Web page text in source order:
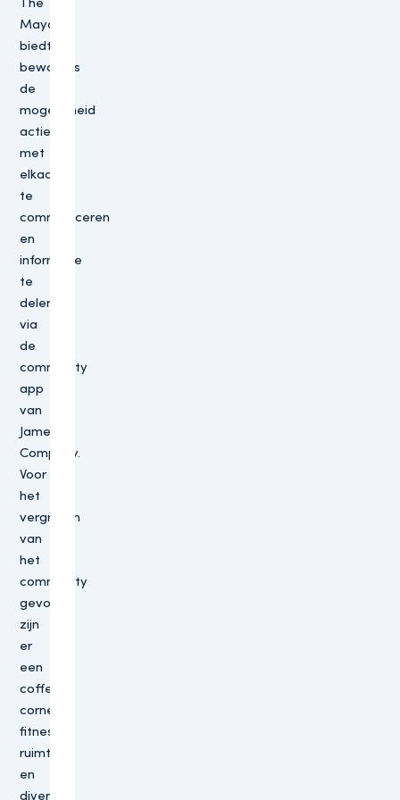
The
Mayor
biedt
bewoners
de
mogelijkheid
actief
met
elkaar
te
communiceren
en
informatie
te
delen
via
de
community
app
van
James
Company.
Voor
het
vergroten
van
het
community
gevoel
zijn
er
een
coffee
corner,
fitness
ruimte
en
diverse